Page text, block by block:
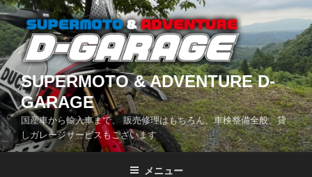
コ
ン
テ
ン
ツ
へ
ス
キ
ッ
SUPERMOTO & ADVENTURE D-
GARAGE
国産車から輸入車まで、 販売修理はもちろん、車検整備全般、貸
しガレージサービスもございます
メニュー